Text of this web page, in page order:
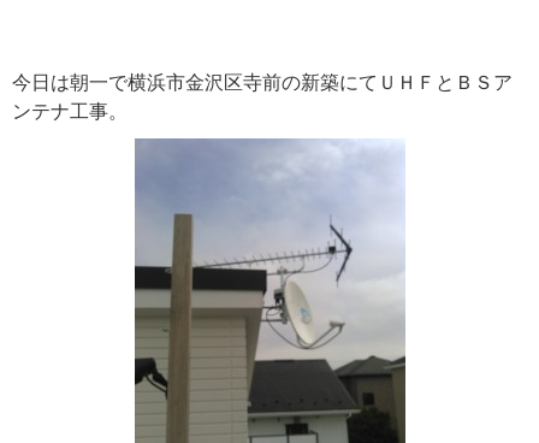
今日は朝一で横浜市金沢区寺前の新築にてＵＨＦとＢＳア
ンテナ工事。